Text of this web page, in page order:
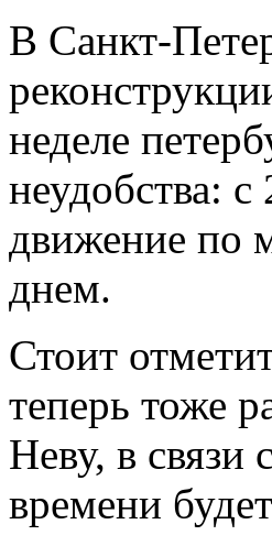
В Санкт-
неделе
неудобства:
движение по
днем.
Стоит
теперь тоже
Неву, в связи
времени